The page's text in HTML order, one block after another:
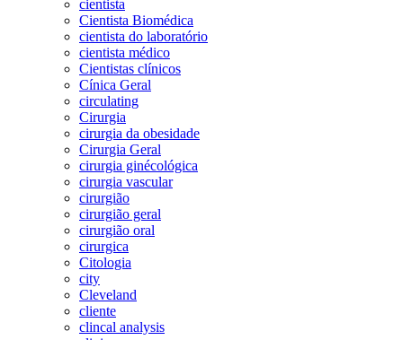
cientista
Cientista Biomédica
cientista do laboratório
cientista médico
Cientistas clínicos
Cínica Geral
circulating
Cirurgia
cirurgia da obesidade
Cirurgia Geral
cirurgia ginécológica
cirurgia vascular
cirurgião
cirurgião geral
cirurgião oral
cirurgica
Citologia
city
Cleveland
cliente
clincal analysis